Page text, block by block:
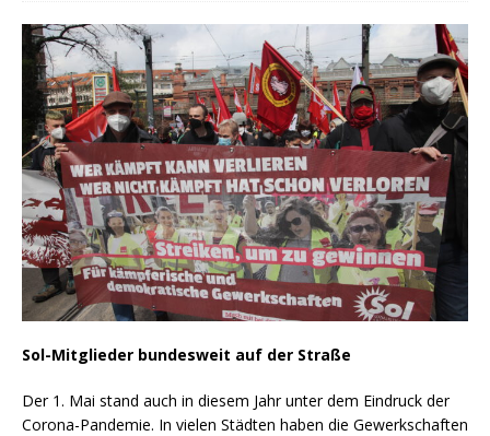
Sol-Mitglieder bundesweit auf der Straße
Der 1. Mai stand auch in diesem Jahr unter dem Eindruck der
Corona-Pandemie. In vielen Städten haben die Gewerkschaften